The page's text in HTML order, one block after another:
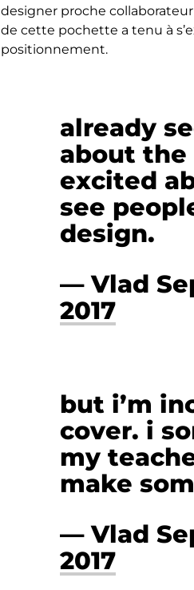
designer proche
de cette pochette a tenu à
positionnement.
already
about the
excited
see
design.
— Vlad
2017
but i’m
cover. i
my
make
— Vlad
2017